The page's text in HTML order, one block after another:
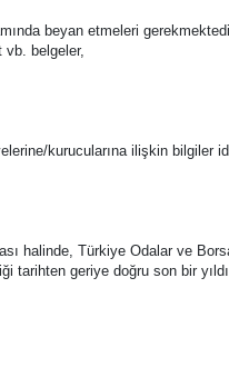
beyan etmeleri
vb. belgeler,
kurucularına ilişkin bilgiler
halinde, Türkiye Odalar ve
tarihten geriye doğru son bir